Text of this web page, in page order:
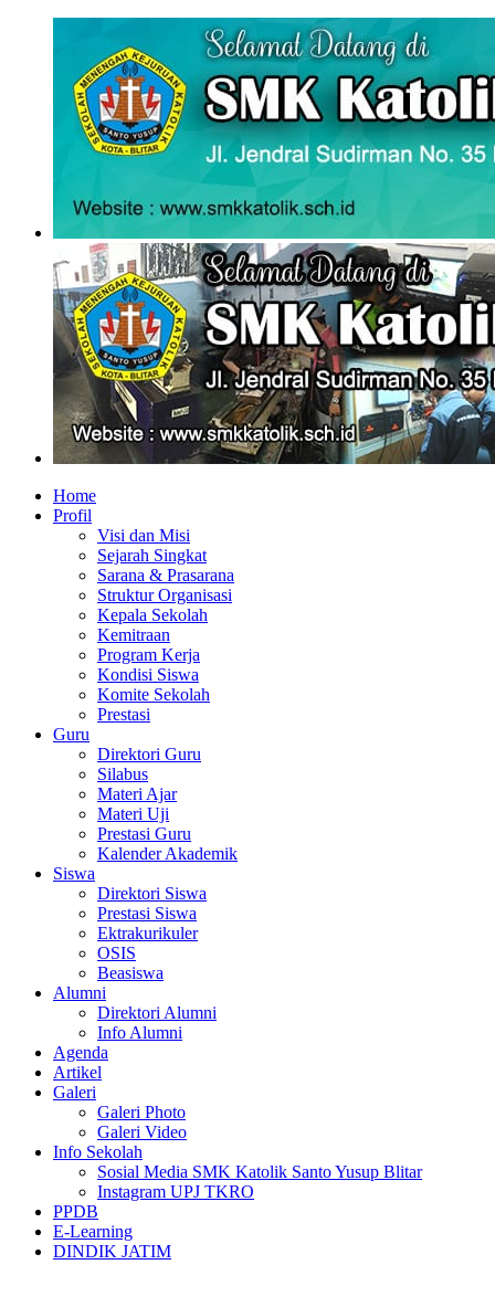
Home
Profil
Visi dan Misi
Sejarah Singkat
Sarana & Prasarana
Struktur Organisasi
Kepala Sekolah
Kemitraan
Program Kerja
Kondisi Siswa
Komite Sekolah
Prestasi
Guru
Direktori Guru
Silabus
Materi Ajar
Materi Uji
Prestasi Guru
Kalender Akademik
Siswa
Direktori Siswa
Prestasi Siswa
Ektrakurikuler
OSIS
Beasiswa
Alumni
Direktori Alumni
Info Alumni
Agenda
Artikel
Galeri
Galeri Photo
Galeri Video
Info Sekolah
Sosial Media SMK Katolik Santo Yusup Blitar
Instagram UPJ TKRO
PPDB
E-Learning
DINDIK JATIM